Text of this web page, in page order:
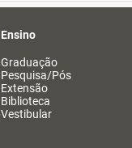
Ensino
Graduação
Pesquisa/Pós
Extensão
Biblioteca
Vestibular